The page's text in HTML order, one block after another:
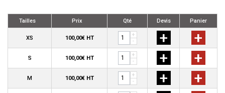
Tailles Prix Qté Devis Panier
XS 100,00€ HT
+
-
+ +
S 100,00€ HT
+
-
+ +
M 100,00€ HT
+
-
+ +